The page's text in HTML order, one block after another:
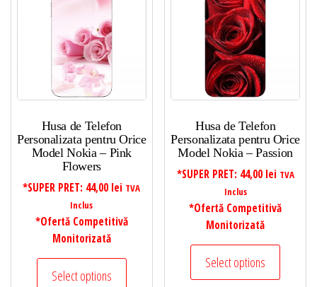
Husa de Telefon
Personalizata pentru Orice
Model Nokia – Pink
Flowers
*SUPER PRET: 44,00 lei TVA
Inclus
*Ofertă Competitivă
Monitorizată
Select options
Husa de Telefon
Personalizata pentru Orice
Model Nokia – Passion
*SUPER PRET: 44,00 lei TVA
Inclus
*Ofertă Competitivă
Monitorizată
Select options